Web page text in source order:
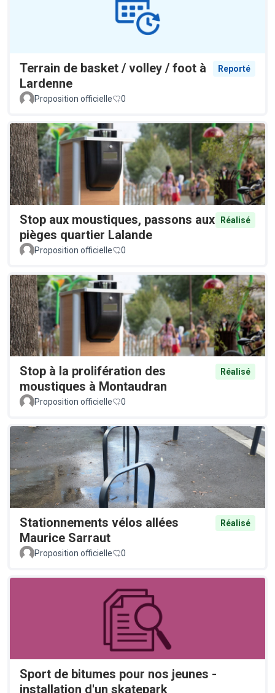
Terrain de basket / volley / foot à
Lardenne
Reporté
Proposition officielle 0
Stop aux moustiques, passons aux
pièges quartier Lalande
Réalisé
Proposition officielle 0
Stop à la prolifération des
moustiques à Montaudran
Réalisé
Proposition officielle 0
Stationnements vélos allées
Maurice Sarraut
Réalisé
Proposition officielle 0
Sport de bitumes pour nos jeunes -
installation d'un skatepark